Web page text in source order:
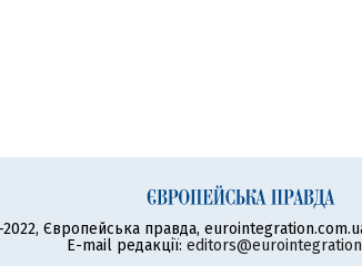
Європейська правда,
E-mail редакції: